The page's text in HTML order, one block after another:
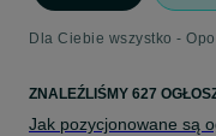
Dla Ciebie wszystko -
ZNALEŹLIŚMY 627
Jak pozycjonowane są